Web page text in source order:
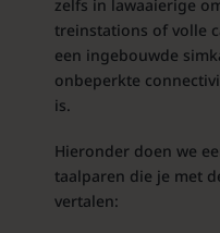
zelfs in lawaaierige
treinstations of volle
een ingebouwde
onbeperkte
is.
Hieronder doen we
taalparen die je met
vertalen: